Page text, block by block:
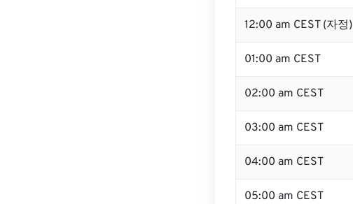
12:00 am CEST (자정)
01:00 am CEST
02:00 am CEST
03:00 am CEST
04:00 am CEST
05:00 am CEST